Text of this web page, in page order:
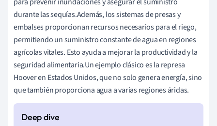
durante las sequías.Además, los sistemas de presas y
embalses proporcionan recursos necesarios para el riego,
permitiendo un suministro constante de agua en regiones
agrícolas vitales. Esto ayuda a mejorar la productividad y la
seguridad alimentaria.Un ejemplo clásico es la represa
Hoover en Estados Unidos, que no solo genera energía, sino
que también proporciona agua a varias regiones áridas.